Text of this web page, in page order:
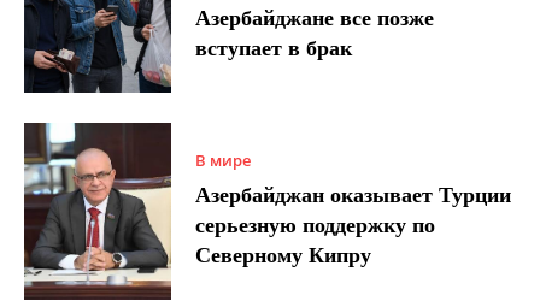
Азербайджане все позже
вступает в брак
В мире
Азербайджан оказывает Турции
серьезную поддержку по
Северному Кипру